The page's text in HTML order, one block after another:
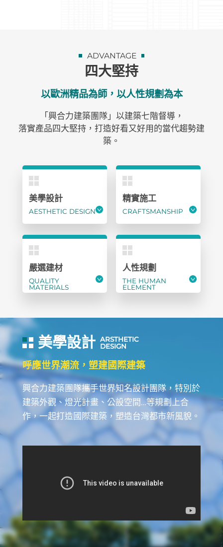
ADVANTAGE
四大堅持
以歐洲精品為師，以人性規劃為本
「興合力建築團隊」以建築七階督導，
落實產品四大堅持，打造好看又好用的當代趨勢建
築。
美學設計
AESTHETIC DESIGN
精實施工
CRAFTSMANSHIP
嚴選建材
QUALITY
MATERIALS
人性規劃
THE HUMAN
ELEMENT
美學設計 ARSTHETIC
DESIGN
呼應世界潮流，塑建國際建築
興合力建築團隊攜手世界知名設計團隊，特別於
建築外觀、燈光計畫、公設空間…等規劃上合
作，一起打造國際建築，塑造台灣都市新風貌。